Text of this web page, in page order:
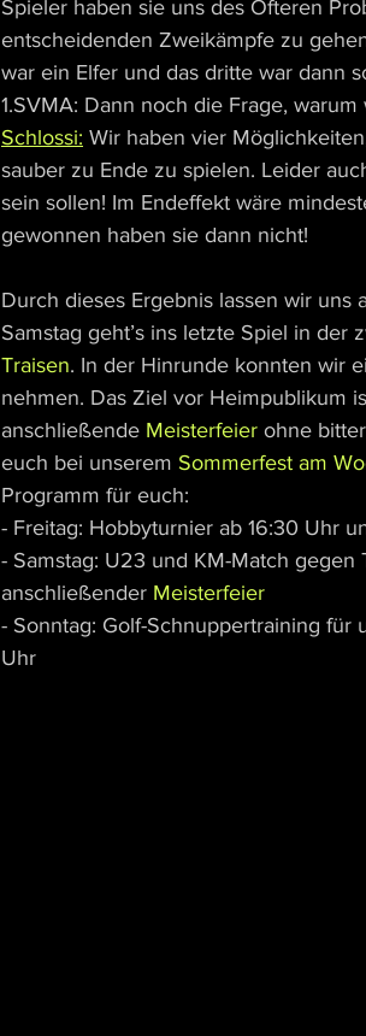
Spieler haben sie uns des Öfteren
entscheidenden Zweikämpfe zu
war ein Elfer und das dritte war dann
1.SVMA: Dann noch die Frage,
Schlossi: Wir haben vier
sauber zu Ende zu spielen. Leider
sein sollen! Im Endeffekt wäre
gewonnen haben sie dann nicht!
Durch dieses Ergebnis lassen wir
Samstag geht’s ins letzte Spiel in der
Traisen. In der Hinrunde konnten wir
nehmen. Das Ziel vor Heimpublikum
anschließende Meisterfeier ohne
euch bei unserem Sommerfest am
Programm für euch:
- Freitag: Hobbyturnier ab 16:30 Uhr
- Samstag: U23 und KM-Match gegen
anschließender Meisterfeier
- Sonntag: Golf-Schnuppertraining für
Uhr